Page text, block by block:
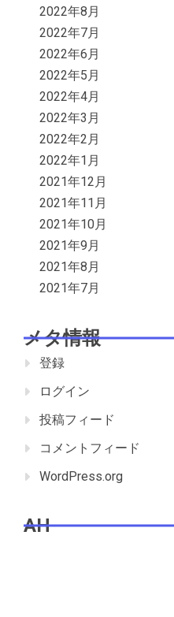
2022年8月
2022年7月
2022年6月
2022年5月
2022年4月
2022年3月
2022年2月
2022年1月
2021年12月
2021年11月
2021年10月
2021年9月
2021年8月
2021年7月
メタ情報
登録
ログイン
投稿フィード
コメントフィード
WordPress.org
AH